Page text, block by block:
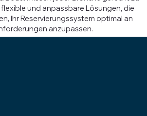
und anpassbare Lösungen, die
Ihr Reservierungssystem optimal an
anzupassen.